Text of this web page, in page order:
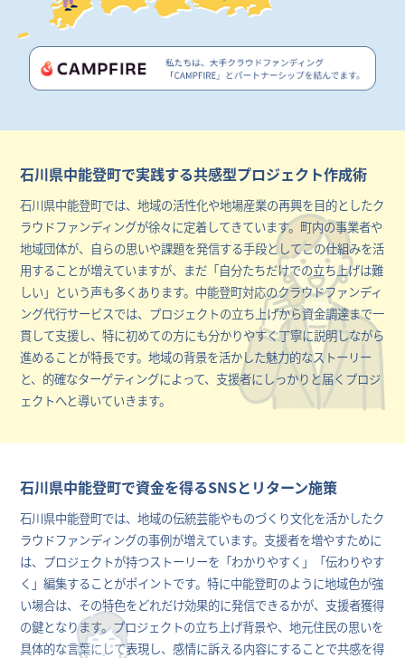
石川県中能登町で実践する共感型プロジェクト作成術
石川県中能登町では、地域の活性化や地場産業の再興を目的としたク
ラウドファンディングが徐々に定着してきています。町内の事業者や
地域団体が、自らの思いや課題を発信する手段としてこの仕組みを活
用することが増えていますが、まだ「自分たちだけでの立ち上げは難
しい」という声も多くあります。中能登町対応のクラウドファンディ
ング代行サービスでは、プロジェクトの立ち上げから資金調達まで一
貫して支援し、特に初めての方にも分かりやすく丁寧に説明しながら
進めることが特長です。地域の背景を活かした魅力的なストーリー
と、的確なターゲティングによって、支援者にしっかりと届くプロジ
ェクトへと導いていきます。
石川県中能登町で資金を得るSNSとリターン施策
石川県中能登町では、地域の伝統芸能やものづくり文化を活かしたク
ラウドファンディングの事例が増えています。支援者を増やすために
は、プロジェクトが持つストーリーを「わかりやすく」「伝わりやす
く」編集することがポイントです。特に中能登町のように地域色が強
い場合は、その特色をどれだけ効果的に発信できるかが、支援者獲得
の鍵となります。プロジェクトの立ち上げ背景や、地元住民の思いを
具体的な言葉にして表現し、感情に訴える内容にすることで共感を得